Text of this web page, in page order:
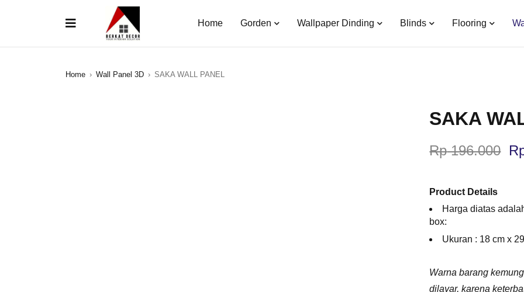
Home Gorden Wallpaper Dinding Blinds Flooring
Home › Wall Panel 3D › SAKA WALL PANEL
SAKA
Rp196.000
Product Details
Harga diatas
box:
Ukuran : 18 cm x
Warna barang
dilayar, karena